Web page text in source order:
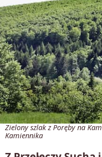
Zielony szlak z Poręby na
Kamiennika